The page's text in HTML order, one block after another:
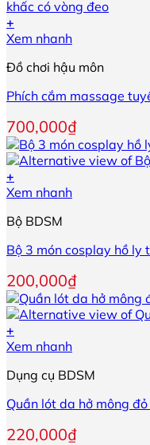
có
thể
được
chọn
trên
trang
sản
phẩm
+
Xem nhanh
Đồ chơi hậu môn
Phích cắm massage
700,000₫
+
Xem nhanh
Bộ BDSM
Bộ 3 món cosplay hồ ly
200,000₫
+
Xem nhanh
Dụng cụ BDSM
Quần lót da hở mông
220,000₫